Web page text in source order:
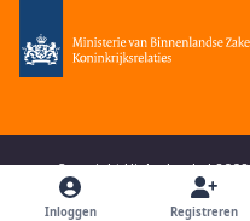
Copyright Higherlevel.nl
Privacy statement
- Powered by
Inloggen Registreren